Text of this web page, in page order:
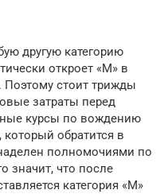
другую категорию
откроет «М» в
Поэтому стоит трижды
затраты перед
курсы по вождению
обратится в
полномочиями по
значит, что после
категория «М»